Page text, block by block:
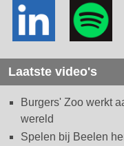
Laatste video's
Burgers' Zoo werkt
wereld
Spelen bij Beelen